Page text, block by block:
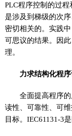
PLC程序控制的过
是涉及到梯级的次
密切相关的。实践
可思议的结果。因
理。
力求结构化程
全面提高程序
读性、可靠性、可
目标。IEC61131-3